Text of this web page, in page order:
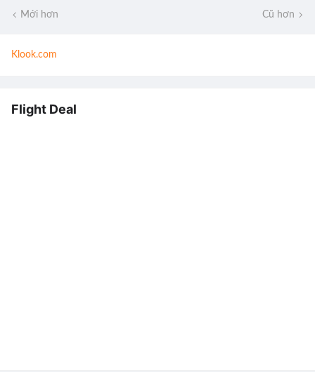
Mới hơn Cũ hơn
Klook.com
Flight Deal